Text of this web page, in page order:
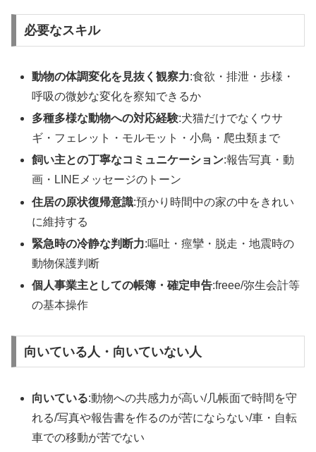
必要なスキル
動物の体調変化を見抜く観察力:食欲・排泄・歩様・
呼吸の微妙な変化を察知できるか
多種多様な動物への対応経験:犬猫だけでなくウサ
ギ・フェレット・モルモット・小鳥・爬虫類まで
飼い主との丁寧なコミュニケーション:報告写真・動
画・LINEメッセージのトーン
住居の原状復帰意識:預かり時間中の家の中をきれい
に維持する
緊急時の冷静な判断力:嘔吐・痙攣・脱走・地震時の
動物保護判断
個人事業主としての帳簿・確定申告:freee/弥生会計等
の基本操作
向いている人・向いていない人
向いている:動物への共感力が高い/几帳面で時間を守
れる/写真や報告書を作るのが苦にならない/車・自転
車での移動が苦でない